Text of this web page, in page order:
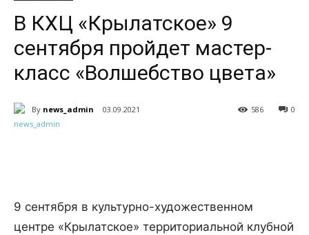
В КХЦ «Крылатское» 9
сентября пройдет мастер-
класс «Волшебство цвета»
By news_admin 03.09.2021 0
586
9 сентября в культурно-художественном
центре «Крылатское» территориальной клубной